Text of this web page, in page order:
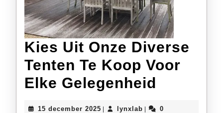
Kies Uit Onze Diverse
Tenten Te Koop Voor
Elke Gelegenheid
15 december 2025 15
lynxlablynxlab
0